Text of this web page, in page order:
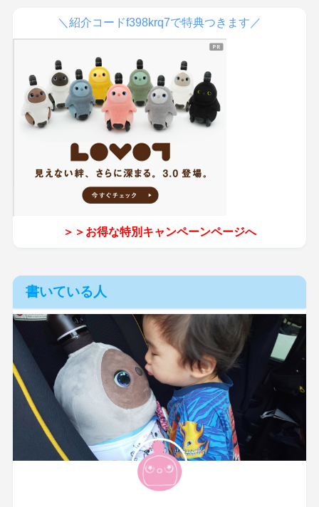
＼紹介コードf398krq7で特典つきます／
＞＞お得な特別キャンペーンページへ
書いている人